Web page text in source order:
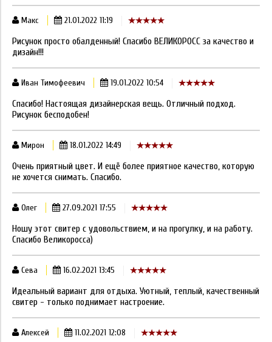
Макс 21.01.2022 11:19
Рисунок просто обалденный! Спасибо ВЕЛИКОРОСС за качество и
дизайн!!!
Иван Тимофеевич 19.01.2022 10:54
Спасибо! Настоящая дизайнерская вещь. Отличный подход.
Рисунок бесподобен!
Мирон 18.01.2022 14:49
Очень приятный цвет. И ещё более приятное качество, которую
не хочется снимать. Спасибо.
Олег 27.09.2021 17:55
Ношу этот свитер с удовольствием, и на прогулку, и на работу.
Спасибо Великоросса)
Сева 16.02.2021 13:45
Идеальный вариант для отдыха. Уютный, теплый, качественный
свитер - только поднимает настроение.
Алексей 11.02.2021 12:08